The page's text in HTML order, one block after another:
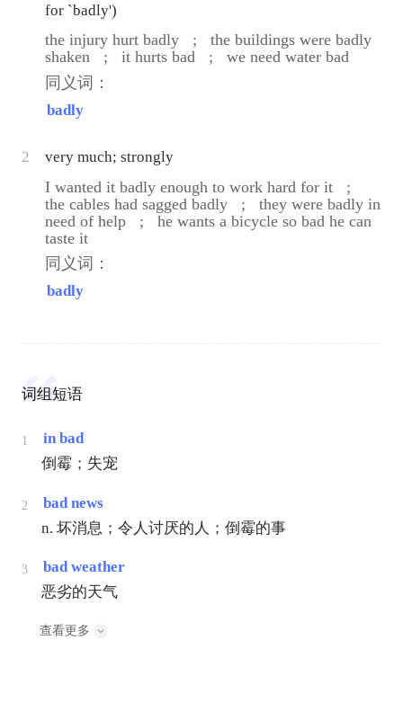
for `badly')
the injury hurt badly ;
the buildings were badly
shaken ;
it hurts bad ;
we need water bad
同义词：
badly
2 very much; strongly
I wanted it badly enough to work hard for it ;
the cables had sagged badly ;
they were badly in
need of help ;
he wants a bicycle so bad he can
taste it
同义词：
badly
词组短语
1
in bad
倒霉；失宠
2
bad news
n. 坏消息；令人讨厌的人；倒霉的事
3
bad weather
恶劣的天气
查看更多